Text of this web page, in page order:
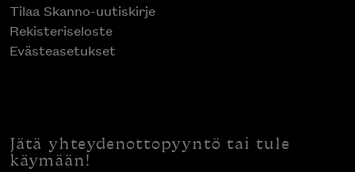
Tilaa Skanno-uutiskirje
Rekisteriseloste
Evästeasetukset
Jätä yhteydenottopyyntö tai tule
käymään!